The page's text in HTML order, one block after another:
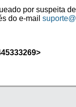
por suspeita
do e-mail